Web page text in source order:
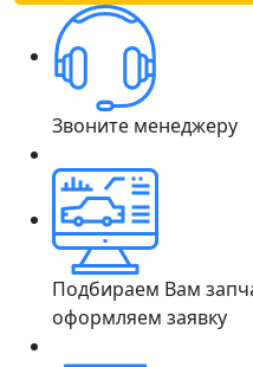
Звоните менеджеру
Подбираем Вам
оформляем заявку